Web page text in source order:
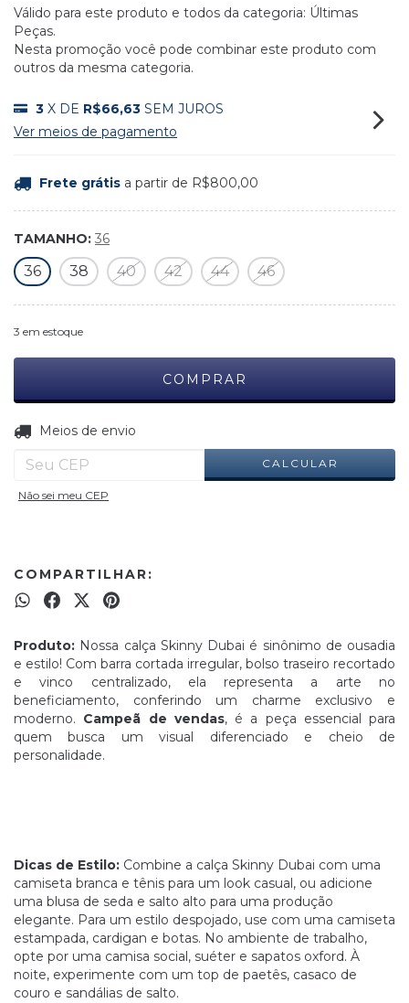
Válido para este produto e todos da categoria: Últimas
Peças.
Nesta promoção você pode combinar este produto com
outros da mesma categoria.
3 X DE R$66,63 SEM JUROS
Ver meios de pagamento
Frete grátis a partir de R$800,00
TAMANHO: 36
36 38 40 42 44 46
3 em estoque
Entregas para o CEP:
Meios de envio
CALCULAR
Não sei meu CEP
COMPARTILHAR:
Produto: Nossa calça Skinny Dubai é sinônimo de ousadia
e estilo! Com barra cortada irregular, bolso traseiro recortado
e vinco centralizado, ela representa a arte no
beneficiamento, conferindo um charme exclusivo e
moderno. Campeã de vendas, é a peça essencial para
quem busca um visual diferenciado e cheio de
personalidade.
Dicas de Estilo: Combine a calça Skinny Dubai com uma
camiseta branca e tênis para um look casual, ou adicione
uma blusa de seda e salto alto para uma produção
elegante. Para um estilo despojado, use com uma camiseta
estampada, cardigan e botas. No ambiente de trabalho,
opte por uma camisa social, suéter e sapatos oxford. À
noite, experimente com um top de paetês, casaco de
couro e sandálias de salto.